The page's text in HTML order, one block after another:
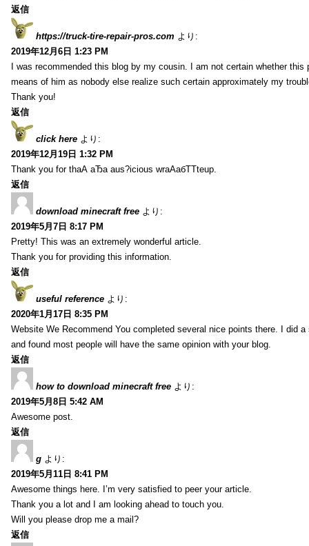
返信
https://truck-tire-repair-pros.com より:
2019年12月6日 1:23 PM
I was recommended this blog by my cousin. I am not certain whether this
means of him as nobody else realize such certain approximately my
Thank you!
返信
click here より:
2019年12月19日 1:32 PM
Thank you for thаА аЂа aus?icious wrаАабТТteup.
返信
download minecraft free より:
2019年5月7日 8:17 PM
Pretty! This was an extremely wonderful article.
Thank you for providing this information.
返信
useful reference より:
2020年1月17日 8:35 PM
Website We Recommend You completed several nice points there. I did
and found most people will have the same opinion with your blog.
返信
how to download minecraft free より:
2019年5月8日 5:42 AM
Awesome post.
返信
g より:
2019年5月11日 8:41 PM
Awesome things here. I’m very satisfied to peer your article.
Thank you a lot and I am looking ahead to touch you.
Will you please drop me a mail?
返信